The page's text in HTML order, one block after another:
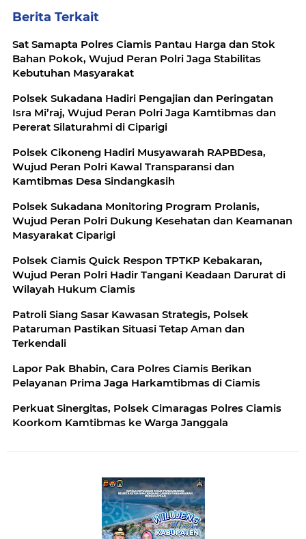
Berita Terkait
Sat Samapta Polres Ciamis Pantau Harga dan Stok
Bahan Pokok, Wujud Peran Polri Jaga Stabilitas
Kebutuhan Masyarakat
Polsek Sukadana Hadiri Pengajian dan Peringatan
Isra Mi’raj, Wujud Peran Polri Jaga Kamtibmas dan
Pererat Silaturahmi di Ciparigi
Polsek Cikoneng Hadiri Musyawarah RAPBDesa,
Wujud Peran Polri Kawal Transparansi dan
Kamtibmas Desa Sindangkasih
Polsek Sukadana Monitoring Program Prolanis,
Wujud Peran Polri Dukung Kesehatan dan Keamanan
Masyarakat Ciparigi
Polsek Ciamis Quick Respon TPTKP Kebakaran,
Wujud Peran Polri Hadir Tangani Keadaan Darurat di
Wilayah Hukum Ciamis
Patroli Siang Sasar Kawasan Strategis, Polsek
Pataruman Pastikan Situasi Tetap Aman dan
Terkendali
Lapor Pak Bhabin, Cara Polres Ciamis Berikan
Pelayanan Prima Jaga Harkamtibmas di Ciamis
Perkuat Sinergitas, Polsek Cimaragas Polres Ciamis
Koorkom Kamtibmas ke Warga Janggala